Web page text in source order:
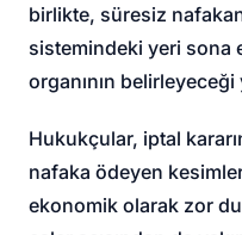
birlikte, süresiz
sistemindeki yeri sona
organının
Hukukçular, iptal
nafaka ödeyen
ekonomik olarak zor